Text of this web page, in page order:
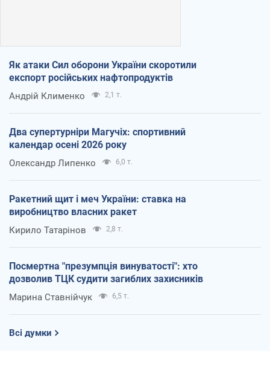
Як атаки Сил оборони України скоротили
експорт російських нафтопродуктів
Андрій Клименко 2,1 т.
Два супертурніри Магучіх: спортивний
календар осені 2026 року
Олександр Липенко 6,0 т.
Ракетний щит і меч України: ставка на
виробництво власних ракет
Кирило Татарінов 2,8 т.
Посмертна "презумпція винуватості": хто
дозволив ТЦК судити загиблих захисників
Марина Ставнійчук 6,5 т.
Всі думки